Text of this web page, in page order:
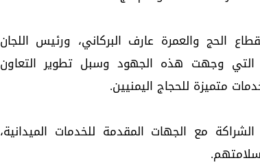
الحج والعمرة عارف البركاني، ورئيس اللجان
التي وجهت هذه الجهود وسبل تطوير التعاون
متميزة للحجاج اليمنيين.
مع الجهات المقدمة للخدمات الميدانية،